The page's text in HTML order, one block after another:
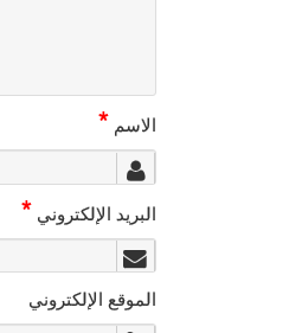
الاسم *
البريد الإلكتروني *
الموقع الإلكتروني